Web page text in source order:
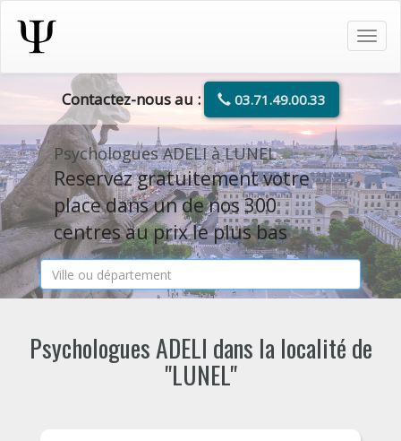
Contactez-nous au : 03.71.49.00.33
Psychologues ADELI à LUNEL
Reservez gratuitement votre
place dans un de nos 300
centres au prix le plus bas
Psychologues ADELI dans la localité de
"LUNEL"